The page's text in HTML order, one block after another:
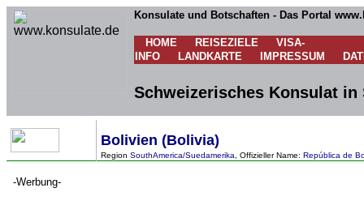
Konsulate und Botschaften - Das Portal
HOME REISEZIELE
VISA-
INFO
LANDKARTE IMPRESSUM
Schweizerisches Konsulat in
Bolivien (Bolivia)
Region SouthAmerica/Suedamerika , Offizieller Name: República de
-Werbung-